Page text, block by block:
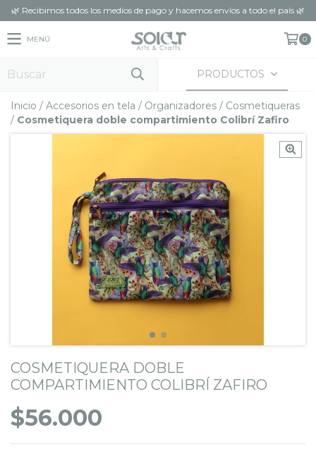
🌿 Recibimos todos los medios de pago y hacemos envíos a todo el país 🌿
MENÚ 0
PRODUCTOS
Inicio / Accesorios en tela / Organizadores / Cosmetiqueras
/ Cosmetiquera doble compartimiento Colibrí Zafiro
COSMETIQUERA DOBLE
COMPARTIMIENTO COLIBRÍ ZAFIRO
$56.000